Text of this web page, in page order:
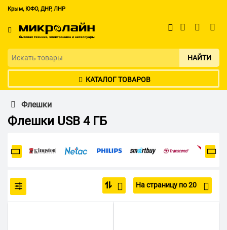
Крым, ЮФО, ДНР, ЛНР
НАЙТИ
КАТАЛОГ ТОВАРОВ
Флешки
Флешки USB 4 ГБ
На страницу по 20